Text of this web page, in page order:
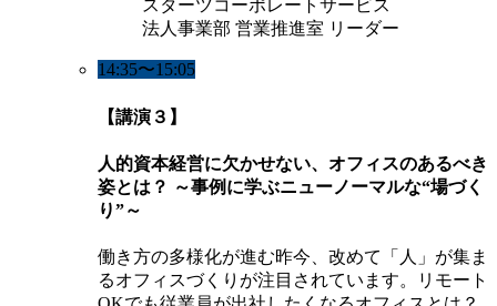
スターツコーポレートサービス
法人事業部 営業推進室 リーダー
14:35〜15:05
【講演３】
人的資本経営に欠かせない、オフィスのあるべき
姿とは？ ～事例に学ぶニューノーマルな“場づく
り”～
働き方の多様化が進む昨今、改めて「人」が集ま
るオフィスづくりが注目されています。リモート